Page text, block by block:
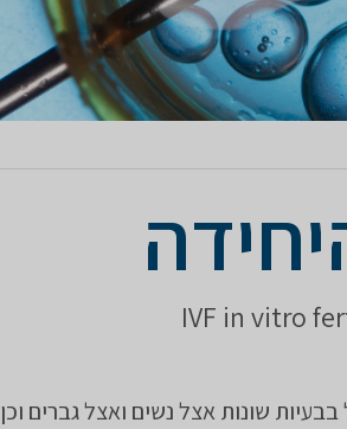
שונות אצל נשים ואצל גברים וכן